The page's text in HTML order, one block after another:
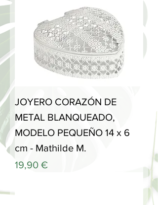
JOYERO CORAZÓN DE
METAL BLANQUEADO,
MODELO PEQUEÑO 14 x 6
cm - Mathilde M.
Precio
19,90 €